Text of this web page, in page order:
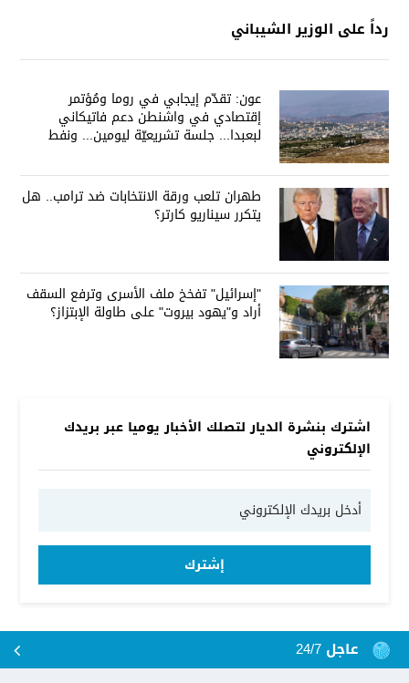
رداً على الوزير الشيباني
عون: تقدّم إيجابي في روما ومُؤتمر
إقتصادي في واشنطن دعم فاتيكاني
لبعبدا... جلسة تشريعيّة ليومين... ونفط
طهران تلعب ورقة الانتخابات ضد ترامب.. هل
يتكرر سيناريو كارتر؟
"إسرائيل" تفخخ ملف الأسرى وترفع السقف
أراد و"يهود بيروت" على طاولة الإبتزاز؟
اشترك بنشرة الديار لتصلك الأخبار يوميا عبر بريدك
الإلكتروني
إشترك
عاجل 24/7